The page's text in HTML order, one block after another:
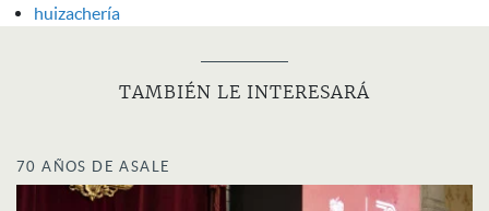
huizachería
TAMBIÉN LE INTERESARÁ
70 AÑOS DE ASALE